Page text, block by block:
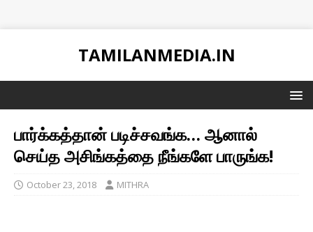
TAMILANMEDIA.IN
பார்க்கத்தான் படிச்சவங்க… ஆனால்
செய்த அசிங்கத்தை நீங்களே பாருங்க!
October 23, 2018 MITHRA